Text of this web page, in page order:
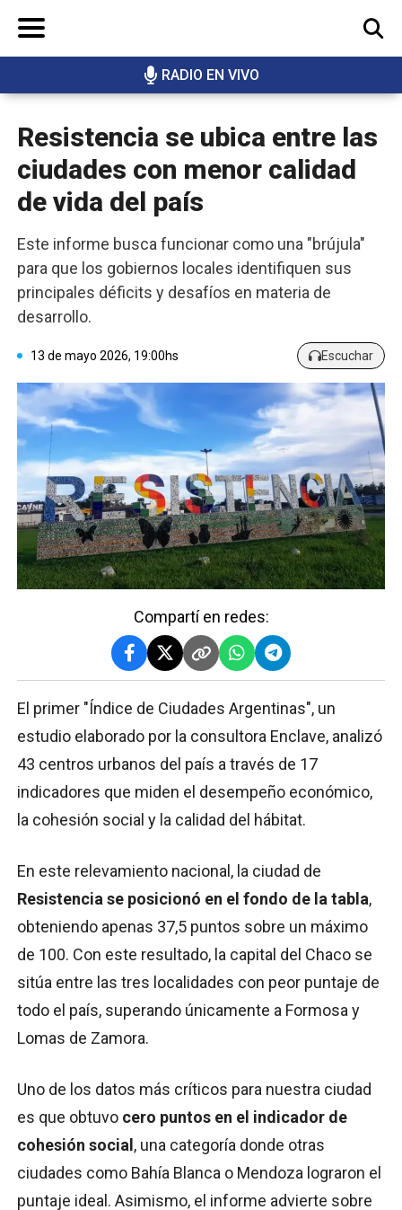
RADIO EN VIVO
BUSCAR
Resistencia se ubica entre las
ciudades con menor calidad
de vida del país
Este informe busca funcionar como una "brújula"
para que los gobiernos locales identifiquen sus
principales déficits y desafíos en materia de
desarrollo.
13 de mayo 2026, 19:00hs Escuchar
Compartí en redes:
El primer "Índice de Ciudades Argentinas", un
estudio elaborado por la consultora Enclave, analizó
43 centros urbanos del país a través de 17
indicadores que miden el desempeño económico,
la cohesión social y la calidad del hábitat.
En este relevamiento nacional, la ciudad de
Resistencia se posicionó en el fondo de la tabla,
obteniendo apenas 37,5 puntos sobre un máximo
de 100. Con este resultado, la capital del Chaco se
sitúa entre las tres localidades con peor puntaje de
todo el país, superando únicamente a Formosa y
Lomas de Zamora.
Uno de los datos más críticos para nuestra ciudad
es que obtuvo cero puntos en el indicador de
cohesión social, una categoría donde otras
ciudades como Bahía Blanca o Mendoza lograron el
puntaje ideal. Asimismo, el informe advierte sobre